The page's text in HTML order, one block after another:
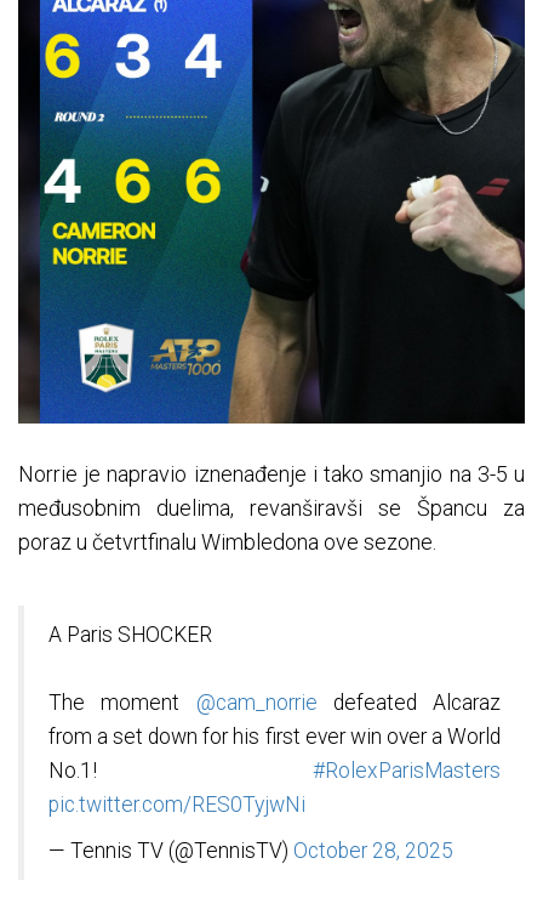
Norrie je napravio iznenađenje i tako smanjio na 3-5 u
međusobnim duelima, revanširavši se Špancu za
poraz u četvrtfinalu Wimbledona ove sezone.
A Paris SHOCKER
The moment @cam_norrie defeated Alcaraz
from a set down for his first ever win over a World
No.1! #RolexParisMasters
pic.twitter.com/RES0TyjwNi
— Tennis TV (@TennisTV) October 28, 2025